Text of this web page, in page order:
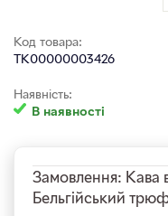
Код товара:
TK00000003426
Наявність:
В наявності
Замовлення: Кава
Бельгійський